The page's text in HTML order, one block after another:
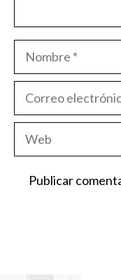
Nombre
Correo
electrónico
Web